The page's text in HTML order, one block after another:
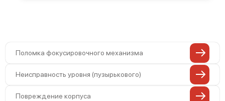
Поломка фокусировочного механизма
Неисправность уровня (пузырькового)
Повреждение корпуса